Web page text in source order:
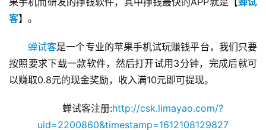
客】。
蝉试客是一个专业的苹果手机试玩赚钱平台，我们只要
按照要求下载一款软件，然后打开试用3分钟，完成后就可
以赚取0.8元的现金奖励，收入满10元即可提现。
蝉试客注册:http://csk.limayao.com/?
uid=2200860&timestamp=1612108129827